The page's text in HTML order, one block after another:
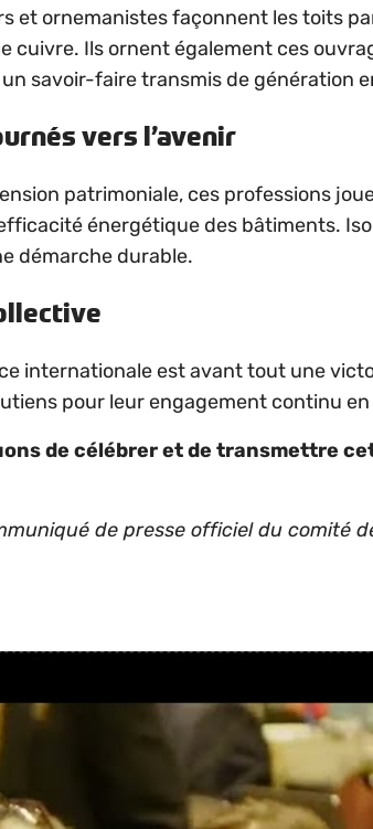
et ornemanistes façonnent les toits
cuivre. Ils ornent également ces
savoir-faire transmis de génération
vers l’avenir
patrimoniale, ces professions
énergétique des bâtiments.
démarche durable.
internationale est avant tout une
pour leur engagement continu
de célébrer et de transmettre
de presse officiel du comité